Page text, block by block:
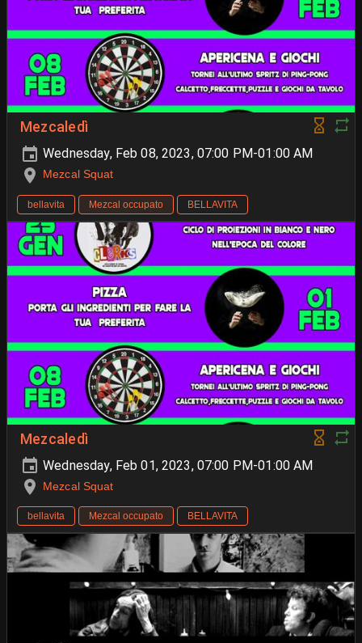
Mezcaledì
Wednesday, Feb 08, 2023, 07:00 PM-01:00 AM
Mezcal Squat
bellavita Mezcal occupato BELLAVITA
Mezcaledì
Wednesday, Feb 01, 2023, 07:00 PM-01:00 AM
Mezcal Squat
bellavita Mezcal occupato BELLAVITA